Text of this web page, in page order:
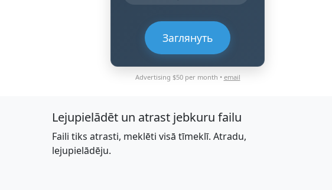
Заглянуть
Advertising $50 per month • email
Lejupielādēt un atrast jebkuru failu
Faili tiks atrasti, meklēti visā tīmeklī. Atradu,
lejupielādēju.